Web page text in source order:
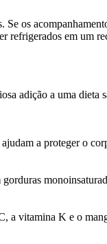
os
refrigerados em um
adição a uma dieta
a proteger o
a vitamina K e o